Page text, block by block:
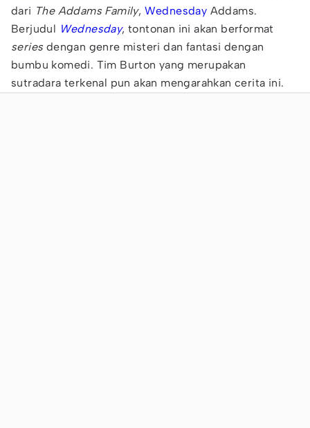
dari The Addams Family, Wednesday Addams.
Berjudul Wednesday, tontonan ini akan berformat
seriesdengan genre misteri dan fantasi dengan
bumbu komedi. Tim Burton yang merupakan
sutradara terkenal pun akan mengarahkan cerita ini.